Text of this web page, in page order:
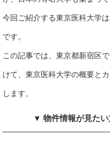
今回ご紹介する東京医科大学
です。
この記事では、東京都新宿区
けて、東京医科大学の概要と
します。
▼ 物件情報が見た